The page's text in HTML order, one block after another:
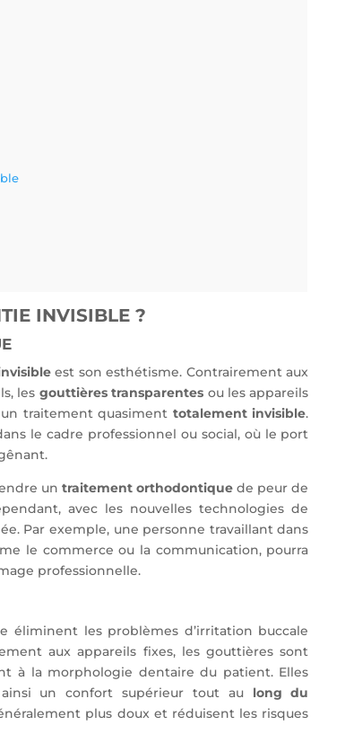
INVISIBLE ?
est son esthétisme. Contrairement aux
les gouttières transparentes ou les appareils
traitement quasiment totalement invisible.
le cadre professionnel ou social, où le port
untraitement orthodontique de peur de
avec les nouvelles technologies de
Par exemple, une personne travaillant dans
le commerce ou la communication, pourra
professionnelle.
éliminent les problèmes d’irritation buccale
aux appareils fixes, les gouttières sont
à la morphologie dentaire du patient. Elles
un confort supérieur tout au long du
plus doux et réduisent les risques